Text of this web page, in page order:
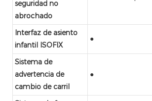
seguridad no
abrochado
Interfaz de asiento
infantil ISOFIX
●
Sistema de
advertencia de
cambio de carril
●